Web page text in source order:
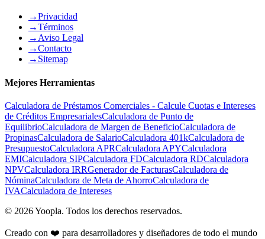
→Privacidad
→Términos
→Aviso Legal
→Contacto
→ Sitemap
Mejores Herramientas
Calculadora de Préstamos Comerciales - Calcule Cuotas e Intereses
de Créditos EmpresarialesCalculadora de Punto de
EquilibrioCalculadora de Margen de BeneficioCalculadora de
PropinasCalculadora de SalarioCalculadora 401kCalculadora de
PresupuestoCalculadora APRCalculadora APYCalculadora
EMICalculadora SIPCalculadora FDCalculadora RDCalculadora
NPVCalculadora IRRGenerador de FacturasCalculadora de
NóminaCalculadora de Meta de AhorroCalculadora de
IVACalculadora de Intereses
© 2026Yoopla. Todos los derechos reservados.
Creado con ❤️ para desarrolladores y diseñadores de todo el mundo